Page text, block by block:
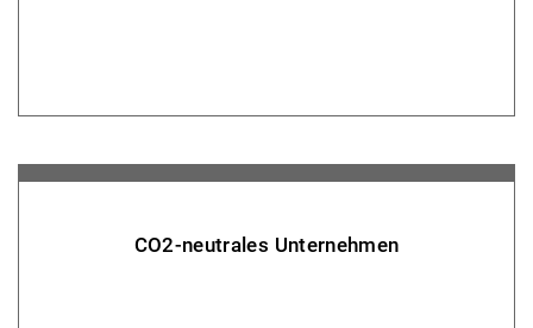
CO2-neutrales Unternehmen